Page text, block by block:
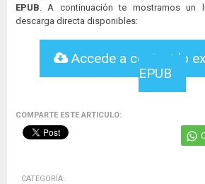
EPUB . A continuación te mostramos un
descarga directa disponibles:
Accede a contenido
EPUB
COMPARTE ESTE ARTICULO:
CATEGORÍA: